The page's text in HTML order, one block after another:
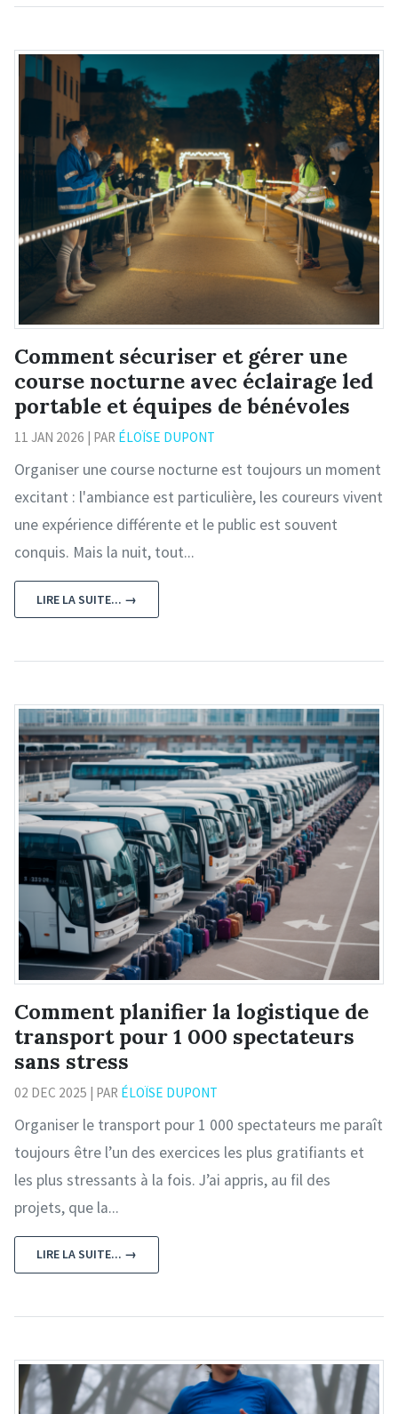
Comment sécuriser et gérer une
course nocturne avec éclairage led
portable et équipes de bénévoles
11 JAN 2026 | PAR ÉLOÏSE DUPONT
Organiser une course nocturne est toujours un moment
excitant : l'ambiance est particulière, les coureurs vivent
une expérience différente et le public est souvent
conquis. Mais la nuit, tout...
LIRE LA SUITE... →
Comment planifier la logistique de
transport pour 1 000 spectateurs
sans stress
02 DEC 2025 | PAR ÉLOÏSE DUPONT
Organiser le transport pour 1 000 spectateurs me paraît
toujours être l’un des exercices les plus gratifiants et
les plus stressants à la fois. J’ai appris, au fil des
projets, que la...
LIRE LA SUITE... →